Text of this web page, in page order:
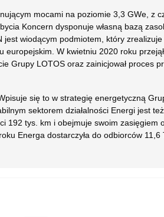
mocami na poziomie 3,3 GWe, z
Koncern dysponuje własną bazą
jest wiodącym podmiotem, który
W kwietniu 2020 roku
Grupy LOTOS oraz zainicjował proces
się to w strategię energetyczną
sektorem działalności Energi jest też
192 tys. km i obejmuje swoim zasięgiem
Energa dostarczyła do odbiorców 11,6